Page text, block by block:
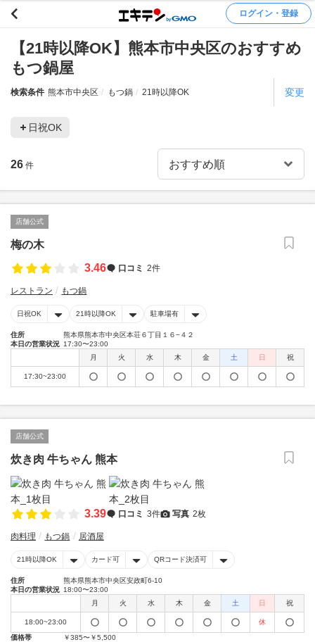
ログイン・登録
【21時以降OK】熊本市中央区のおすすめ
もつ鍋屋
検索条件 熊本市中央区 もつ鍋 21時以降OK 変更
日祝OK
26 件
店舗公式
梅の木
3.46
口コミ 2件
レストラン もつ鍋
日祝OK 21時以降OK 駐車場有
住所
熊本県熊本市中央区本荘６丁目１６−４２
本日の営業状況 17:30〜23:00
月
火 水 木 金 土 日 祝
17:30~23:00
店舗公式
炊き肉 牛ちゃん 熊本
3.39 口コミ 3件 写真 2枚
肉料理 もつ鍋 居酒屋
21時以降OK カード可 QRコード決済可
住所
熊本県熊本市中央区安政町6-10
本日の営業状況 18:00〜23:00
月
火 水 木 金 土 日 祝
18:00~23:00
休
価格帯
￥385〜￥5,500